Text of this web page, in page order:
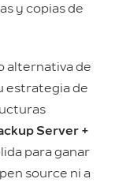
y copias de
alternativa de
estrategia de
Server +
para ganar
source ni a